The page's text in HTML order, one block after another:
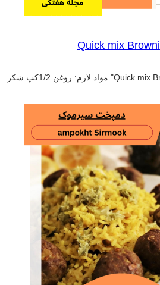
"برانیز فوری شکلاتی Quick mix Brownies" مواد لازم: روغن 1/2کپ شکر